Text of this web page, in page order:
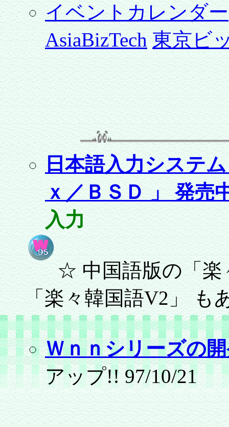
イベントカレンダー
AsiaBizTech 東京ビ
日本語入力システ
ｘ／ＢＳＤ 」 発売
入力
☆ 中国語版の「楽
「楽々韓国語V2」 も
Ｗｎｎシリーズの
アップ!! 97/10/21